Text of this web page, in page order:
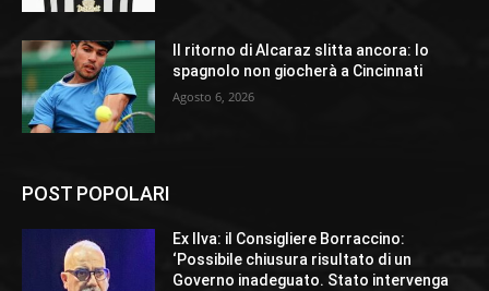
Il ritorno di Alcaraz slitta ancora: lo
spagnolo non giocherà a Cincinnati
Agosto 6, 2026
POST POPOLARI
Ex Ilva: il Consigliere Borraccino:
‘Possibile chiusura risultato di un
Governo inadeguato. Stato intervenga